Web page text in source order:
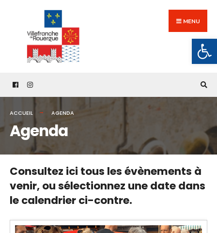
content
MENU
ACCUEIL AGENDA
Agenda
Consultez ici tous les évènements à
venir,ou sélectionnez une date dans
le calendrier ci-contre.